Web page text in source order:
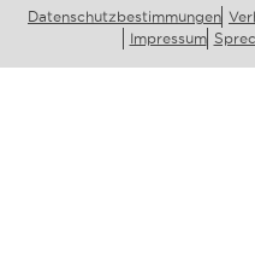
Datenschutzbestimmungen
Impressum